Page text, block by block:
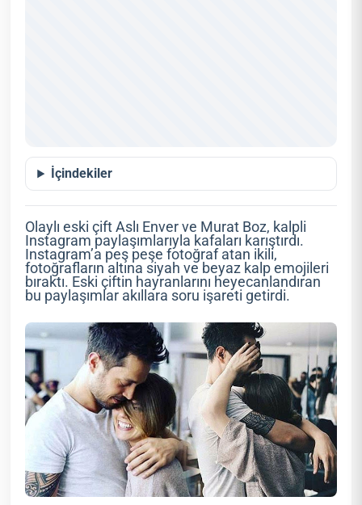
İçindekiler
Olaylı eski çift Aslı Enver ve Murat Boz, kalpli
Instagram paylaşımlarıyla kafaları karıştırdı.
Instagram’a peş peşe fotoğraf atan ikili,
fotoğrafların altına siyah ve beyaz kalp emojileri
bıraktı. Eski çiftin hayranlarını heyecanlandıran
bu paylaşımlar akıllara soru işareti getirdi.